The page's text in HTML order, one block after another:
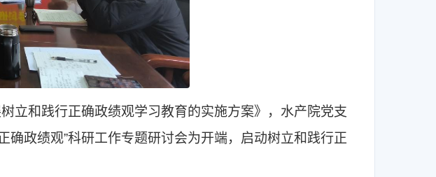
立和践行正确政绩观学习教育的实施方案》，水产院党支
政绩观”科研工作专题研讨会为开端，启动树立和践行正